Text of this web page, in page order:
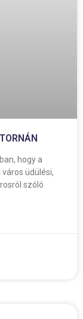
hogy a
üdülési,
szóló